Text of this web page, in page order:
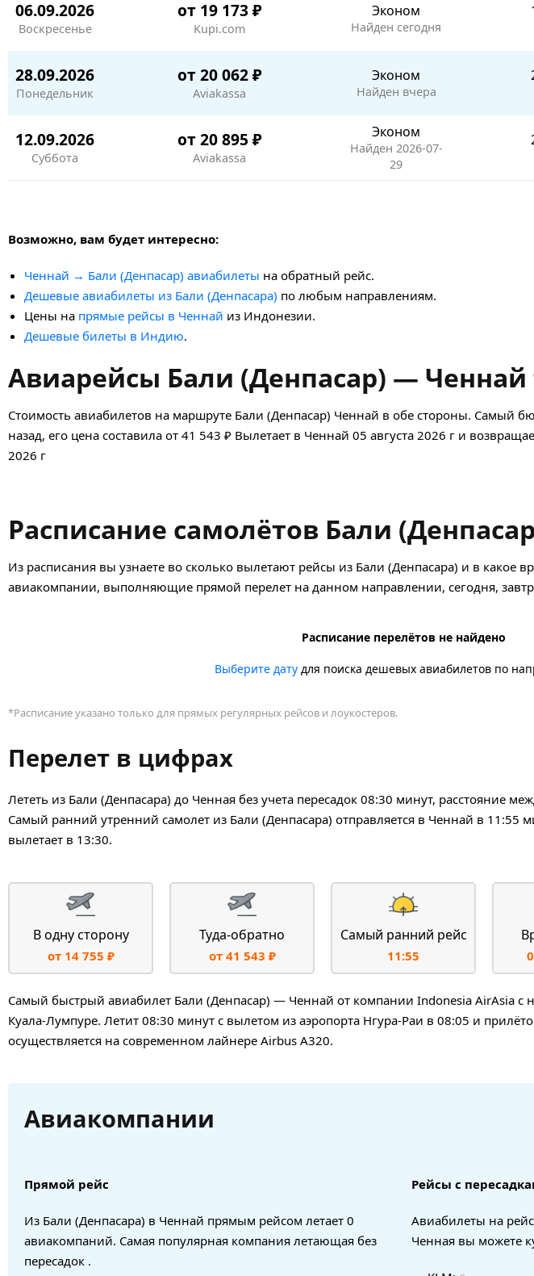
06.09.2026
Воскресенье
от 19 173 ₽
Kupi.com
Эконом
Найден сегодня
28.09.2026
Понедельник
от 20 062 ₽
Aviakassa
Эконом
Найден вчера
12.09.2026
Суббота
от 20 895 ₽
Aviakassa
Эконом
Найден 2026-07-
29
Возможно, вам будет интересно:
Ченнай → Бали (Денпасар) авиабилеты на обратный рейс.
Дешевые авиабилеты из Бали (Денпасара) по любым направлениям.
Цены на прямые рейсы в Ченнай из Индонезии.
Дешевые билеты в Индию.
Авиарейсы Бали (Денпасар) — Ченнай
Стоимость авиабилетов на маршруте Бали (Денпасар) Ченнай в обе стороны. Самый
назад, его цена составила от 41 543 ₽ Вылетает в Ченнай 05 августа 2026 г и
2026 г
Расписание самолётов Бали
Из расписания вы узнаете во сколько вылетают рейсы из Бали (Денпасара) и в какое
авиакомпании, выполняющие прямой перелет на данном направлении, сегодня,
Расписание перелётов не найдено
Выберите датудля поиска дешевых авиабилетов по
*Расписание указано только для прямых регулярных рейсов и лоукостеров.
Перелет в цифрах
Лететь из Бали (Денпасара) до Ченная без учета пересадок 08:30 минут, расстояние
Самый ранний утренний самолет из Бали (Денпасара) отправляется в Ченнай в 11:55
вылетает в 13:30.
В одну сторону
от 14 755 ₽
Туда-обратно
от 41 543 ₽
Самый ранний рейс
11:55
Самый быстрый авиабилет Бали (Денпасар) — Ченнай от компании Indonesia AirAsia с
Куала-Лумпуре. Летит 08:30 минут с вылетом из аэропорта Нгура-Раи в 08:05 и
осуществляется на современном лайнере Airbus A320.
Авиакомпании
Прямой рейс
Из Бали (Денпасара) в Ченнай прямым рейсом летает 0
авиакомпаний. Самая популярная компания летающая без
пересадок .
Рейсы с
Авиабилеты на
Ченная вы можете